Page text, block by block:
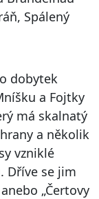
Spálený
dobytek
a Fojtky
má skalnatý
a několik
vzniklé
Dříve se jim
„Čertovy